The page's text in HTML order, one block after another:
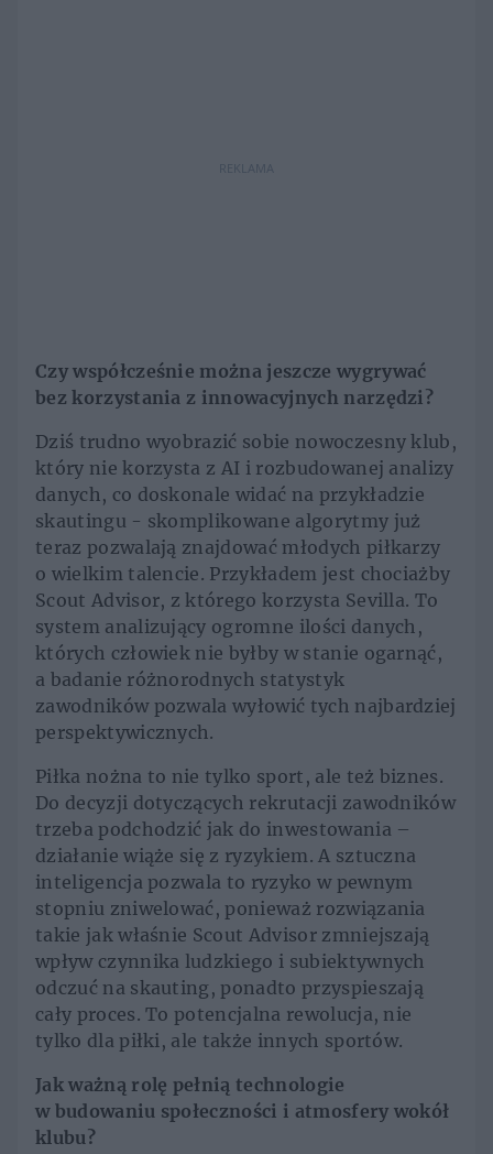
REKLAMA
Czy współcześnie można jeszcze wygrywać
bez korzystania z innowacyjnych narzędzi?
Dziś trudno wyobrazić sobie nowoczesny klub,
który nie korzysta z AI i rozbudowanej analizy
danych, co doskonale widać na przykładzie
skautingu - skomplikowane algorytmy już
teraz pozwalają znajdować młodych piłkarzy
o wielkim talencie. Przykładem jest chociażby
Scout Advisor, z którego korzysta Sevilla. To
system analizujący ogromne ilości danych,
których człowiek nie byłby w stanie ogarnąć,
a badanie różnorodnych statystyk
zawodników pozwala wyłowić tych najbardziej
perspektywicznych.
Piłka nożna to nie tylko sport, ale też biznes.
Do decyzji dotyczących rekrutacji zawodników
trzeba podchodzić jak do inwestowania –
działanie wiąże się z ryzykiem. A sztuczna
inteligencja pozwala to ryzyko w pewnym
stopniu zniwelować, ponieważ rozwiązania
takie jak właśnie Scout Advisor zmniejszają
wpływ czynnika ludzkiego i subiektywnych
odczuć na skauting, ponadto przyspieszają
cały proces. To potencjalna rewolucja, nie
tylko dla piłki, ale także innych sportów.
Jak ważną rolę pełnią technologie
w budowaniu społeczności i atmosfery wokół
klubu?